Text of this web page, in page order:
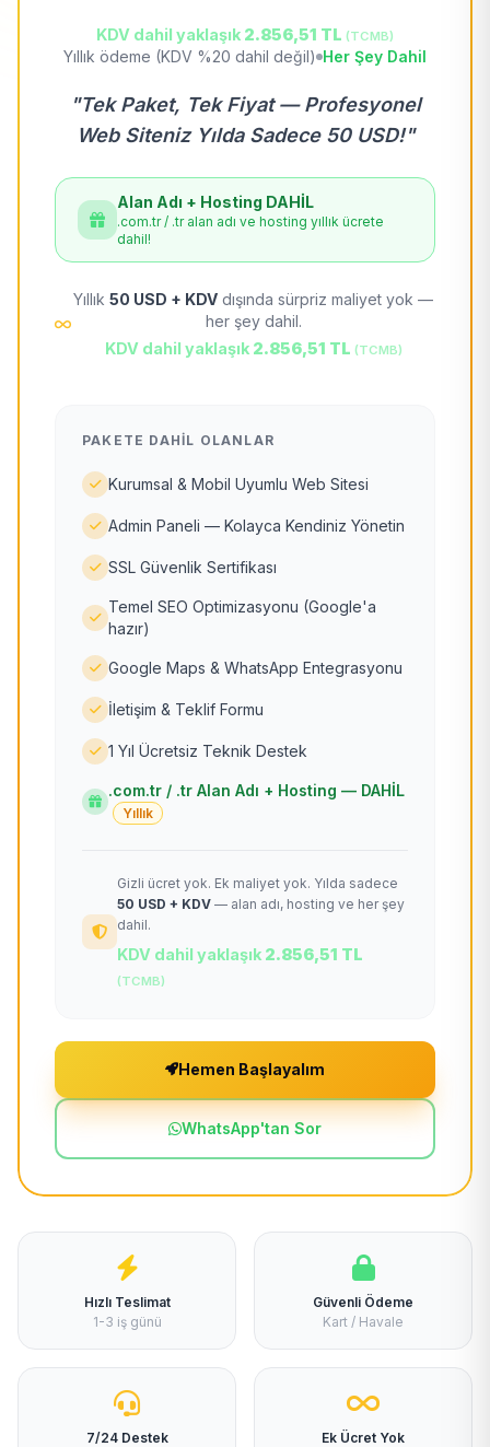
KDV dahil yaklaşık 2.856,51 TL (TCMB)
Yıllık ödeme (KDV %20 dahil değil) Her Şey Dahil
"Tek Paket, Tek Fiyat — Profesyonel
Web Siteniz Yılda Sadece 50 USD!"
Alan Adı + Hosting DAHİL
.com.tr / .tr alan adı ve hosting yıllık ücrete
dahil!
Yıllık 50 USD + KDV dışında sürpriz maliyet yok —
her şey dahil.
KDV dahil yaklaşık 2.856,51 TL (TCMB)
PAKETE DAHIL OLANLAR
Kurumsal & Mobil Uyumlu Web Sitesi
Admin Paneli — Kolayca Kendiniz Yönetin
SSL Güvenlik Sertifikası
Temel SEO Optimizasyonu (Google'a
hazır)
Google Maps & WhatsApp Entegrasyonu
İletişim & Teklif Formu
1 Yıl Ücretsiz Teknik Destek
.com.tr / .tr Alan Adı + Hosting — DAHİL
Yıllık
Gizli ücret yok. Ek maliyet yok. Yılda sadece
50 USD + KDV — alan adı, hosting ve her şey
dahil.
KDV dahil yaklaşık 2.856,51 TL
(TCMB)
Hemen Başlayalım
WhatsApp'tan Sor
Hızlı Teslimat
1-3 iş günü
Güvenli Ödeme
Kart / Havale
7/24 Destek
Ek Ücret Yok